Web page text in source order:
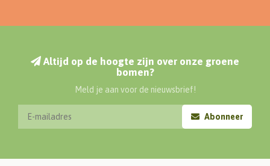
Altijd op de hoogte zijn over onze groene
bomen?
Meld je aan voor de nieuwsbrief!
Abonneer